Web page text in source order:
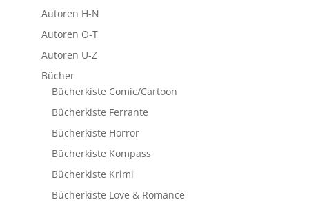
Autoren H-N
Autoren O-T
Autoren U-Z
Bücher
Bücherkiste Comic/Cartoon
Bücherkiste Ferrante
Bücherkiste Horror
Bücherkiste Kompass
Bücherkiste Krimi
Bücherkiste Love & Romance